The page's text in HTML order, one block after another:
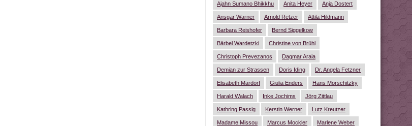
Ajahn Sumano Bhikkhu Anita Heyer Anja Dostert
Ansgar Warner Arnold Retzer Attila Hildmann
Barbara Reishofer Bernd Siggelkow
Bärbel Wardetzki Christine von Brühl
Christoph Prevezanos Dagmar Araia
Demian zur Strassen Doris Iding Dr. Angela Fetzner
Elisabeth Mardorf Giulia Enders Hans Morschitzky
Harald Walach Inke Jochims Jörg Zittlau
Kathring Passig Kerstin Werner Lutz Kreutzer
Madame Missou Marcus Mockler Marlene Weber